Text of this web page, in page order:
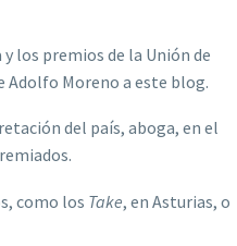
los premios de la Unión de
Adolfo Moreno a este blog.
del país, aboga, en el
como los Take, en Asturias, o